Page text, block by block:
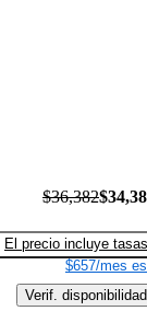
$36,382
El precio incluye tasas
$657/mes
Verif. disponibilidad